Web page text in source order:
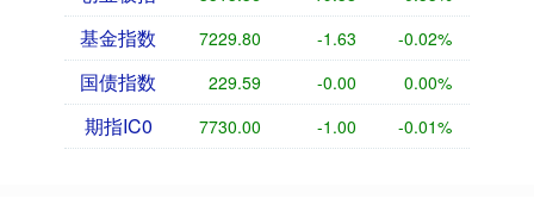
基金指数 7229.80 -1.63 -0.02%
国债指数 229.59 -0.00 0.00%
期指IC0 7730.00 -1.00 -0.01%